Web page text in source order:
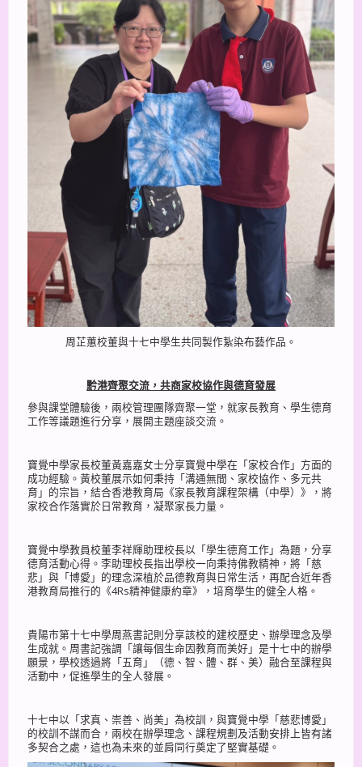
周芷蕙校董與十七中學生共同製作紥染布藝作品。
黔港齊聚交流，共商家校協作與德育發展
參與課堂體驗後，兩校管理團隊齊聚一堂，就家長教育、學生德育
工作等議題進行分享，展開主題座談交流。
寶覺中學家長校董黃嘉嘉女士分享寶覺中學在「家校合作」方面的
成功經驗。黃校董展示如何秉持「溝通無間、家校協作、多元共
育」的宗旨，結合香港教育局《家長教育課程架構（中學）》，將
家校合作落實於日常教育，凝聚家長力量。
寶覺中學教員校董李祥輝助理校長以「學生德育工作」為題，分享
德育活動心得。李助理校長指出學校一向秉持佛教精神，將「慈
悲」與「博愛」的理念深植於品德教育與日常生活，再配合近年香
港教育局推行的《4Rs精神健康約章》，培育學生的健全人格。
貴陽市第十七中學周燕書記則分享該校的建校歷史、辦學理念及學
生成就。周書記強調「讓每個生命因教育而美好」是十七中的辦學
願景，學校透過將「五育」（德、智、體、群、美）融合至課程與
活動中，促進學生的全人發展。
十七中以「求真、崇善、尚美」為校訓，與寶覺中學「慈悲博愛」
的校訓不謀而合，兩校在辦學理念、課程規劃及活動安排上皆有諸
多契合之處，這也為未來的並肩同行奠定了堅實基礎。